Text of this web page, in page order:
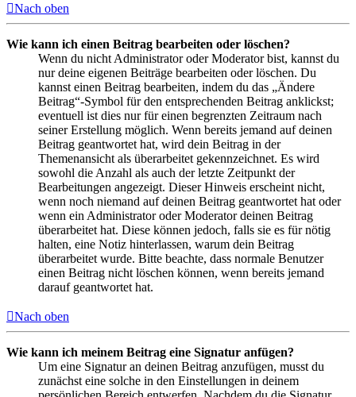
Nach oben
Wie kann ich einen Beitrag bearbeiten oder löschen?
Wenn du nicht Administrator oder Moderator bist, kannst du
nur deine eigenen Beiträge bearbeiten oder löschen. Du
kannst einen Beitrag bearbeiten, indem du das „Ändere
Beitrag“-Symbol für den entsprechenden Beitrag anklickst;
eventuell ist dies nur für einen begrenzten Zeitraum nach
seiner Erstellung möglich. Wenn bereits jemand auf deinen
Beitrag geantwortet hat, wird dein Beitrag in der
Themenansicht als überarbeitet gekennzeichnet. Es wird
sowohl die Anzahl als auch der letzte Zeitpunkt der
Bearbeitungen angezeigt. Dieser Hinweis erscheint nicht,
wenn noch niemand auf deinen Beitrag geantwortet hat oder
wenn ein Administrator oder Moderator deinen Beitrag
überarbeitet hat. Diese können jedoch, falls sie es für nötig
halten, eine Notiz hinterlassen, warum dein Beitrag
überarbeitet wurde. Bitte beachte, dass normale Benutzer
einen Beitrag nicht löschen können, wenn bereits jemand
darauf geantwortet hat.
Nach oben
Wie kann ich meinem Beitrag eine Signatur anfügen?
Um eine Signatur an deinen Beitrag anzufügen, musst du
zunächst eine solche in den Einstellungen in deinem